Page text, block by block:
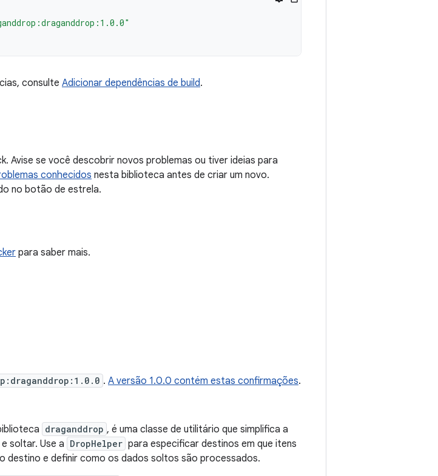
consulte Adicionar dependências de build.
Avise se você descobrir novos problemas ou tiver ideias para
conhecidos nesta biblioteca antes de criar um novo.
no botão de estrela.
para saber mais.
. A versão 1.0.0 contém estas confirmações.
draganddrop , é uma classe de utilitário que simplifica a
soltar. Use a DropHelper para especificar destinos em que itens
destino e definir como os dados soltos são processados.